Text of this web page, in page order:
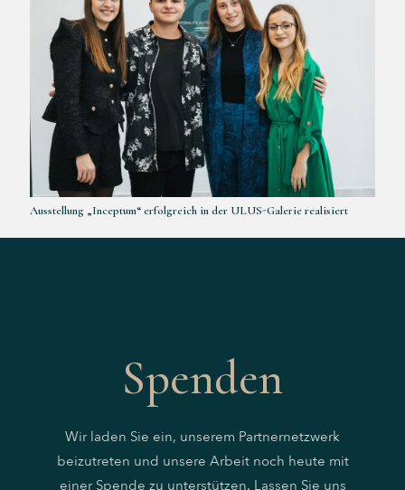
Ausstellung „Inceptum“ erfolgreich in der ULUS-Galerie realisiert
Spenden
Wir laden Sie ein, unserem Partnernetzwerk
beizutreten und unsere Arbeit noch heute mit